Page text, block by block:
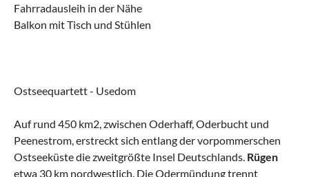
Fahrradausleih in der Nähe
Balkon mit Tisch und Stühlen
Ostseequartett - Usedom
Auf rund 450 km2, zwischen Oderhaff, Oderbucht und
Peenestrom, erstreckt sich entlang der vorpommerschen
Ostseeküste die zweitgrößte Insel Deutschlands. Rügen
etwa 30 km nordwestlich. Die Odermündung trennt